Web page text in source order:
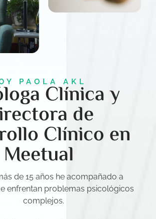
PAOLA AKL
Clínica y
de
Clínico en
Meetual
de 15 años he acompañado a
enfrentan problemas psicológicos
complejos.